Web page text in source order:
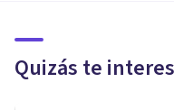
Quizás te